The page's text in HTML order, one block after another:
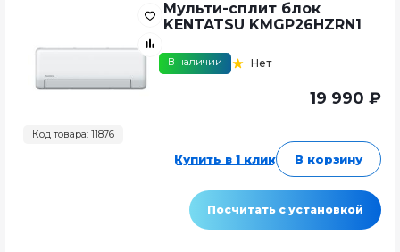
Код товара: 11876
Мульти-сплит блок
KENTATSU KMGP26HZRN1
В наличии Нет
19 990 ₽
Купить в 1 клик В корзину
Посчитать с установкой